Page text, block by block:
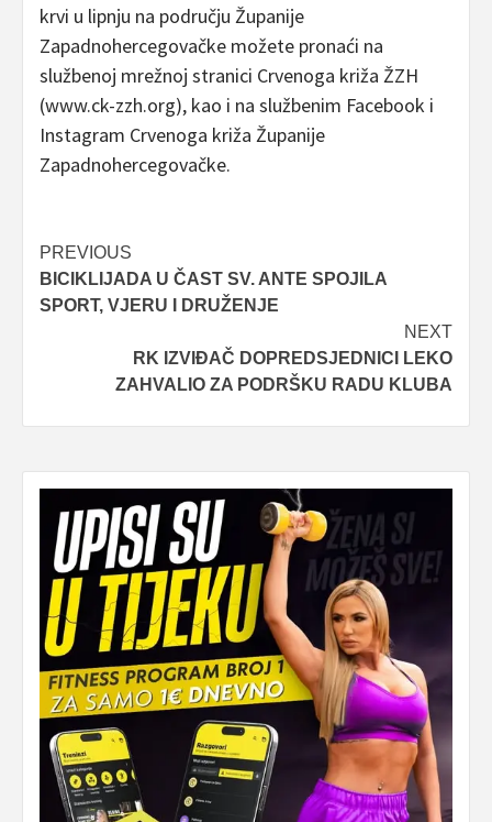
krvi u lipnju na području Županije
Zapadnohercegovačke možete pronaći na
službenoj mrežnoj stranici Crvenoga križa ŽZH
(www.ck-zzh.org), kao i na službenim Facebook i
Instagram Crvenoga križa Županije
Zapadnohercegovačke.
Post
navigation
PREVIOUS
BICIKLIJADA U ČAST SV. ANTE SPOJILA
SPORT, VJERU I DRUŽENJE
NEXT
RK IZVIĐAČ DOPREDSJEDNICI LEKO
ZAHVALIO ZA PODRŠKU RADU KLUBA